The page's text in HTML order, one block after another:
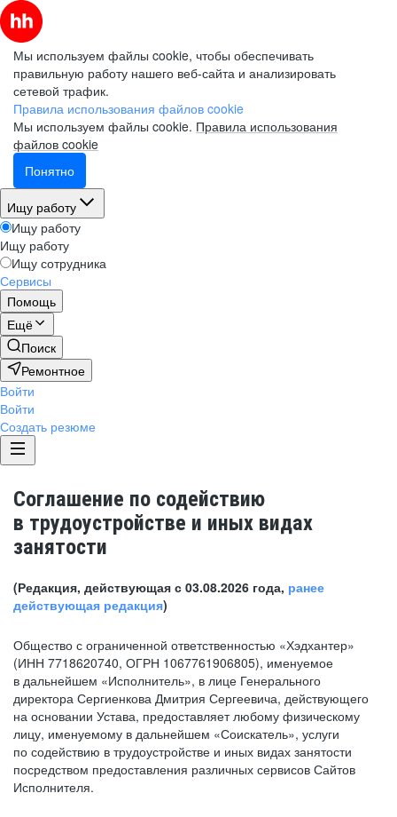
Мы используем файлы cookie, чтобы обеспечивать
правильную работу нашего веб-сайта и анализировать
сетевой трафик.
Правила использования файлов cookie
Мы используем файлы cookie. Правила использования
файлов cookie
Понятно
Ищу работу
Ищу работу
Ищу работу
Ищу сотрудника
Сервисы
Помощь
Ещё
Поиск
Ремонтное
Войти
Войти
Создать резюме
Соглашение по содействию
в трудоустройстве и иных видах
занятости
(Редакция, действующая с 03.08.2026 года, ранее
действующая редакция)
Общество с ограниченной ответственностью «Хэдхантер»
(ИНН 7718620740, ОГРН 1067761906805), именуемое
в дальнейшем «Исполнитель», в лице Генерального
директора Сергиенкова Дмитрия Сергеевича, действующего
на основании Устава, предоставляет любому физическому
лицу, именуемому в дальнейшем «Соискатель», услуги
по содействию в трудоустройстве и иных видах занятости
посредством предоставления различных сервисов Сайтов
Исполнителя.